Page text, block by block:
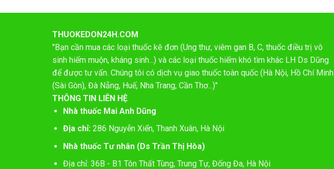
THUOKEDON24H.COM
"Bạn cần mua các loại thuốc kê đơn (Ung thư, viêm gan B, C, thuốc điều trị vô
sinh hiếm muộn, kháng sinh...) và các loại thuốc hiếm khó tìm khác LH Ds Dũng
để được tư vấn. Chúng tôi có dịch vụ giao thuốc toàn quốc (Hà Nội, Hồ Chí Minh
(Sài Gòn), Đà Nẵng, Huế, Nha Trang, Cần Thơ...)"
THÔNG TIN LIÊN HỆ
Nhà thuốc Mai Anh Dũng
Địa chỉ:286 Nguyễn Xiển, Thanh Xuân, Hà Nội
Nhà thuốc Tư nhân (Ds Trần Thị Hòa)
Địa chỉ: 36B - B1 Tôn Thất Tùng, Trung Tự, Đống Đa, Hà Nội